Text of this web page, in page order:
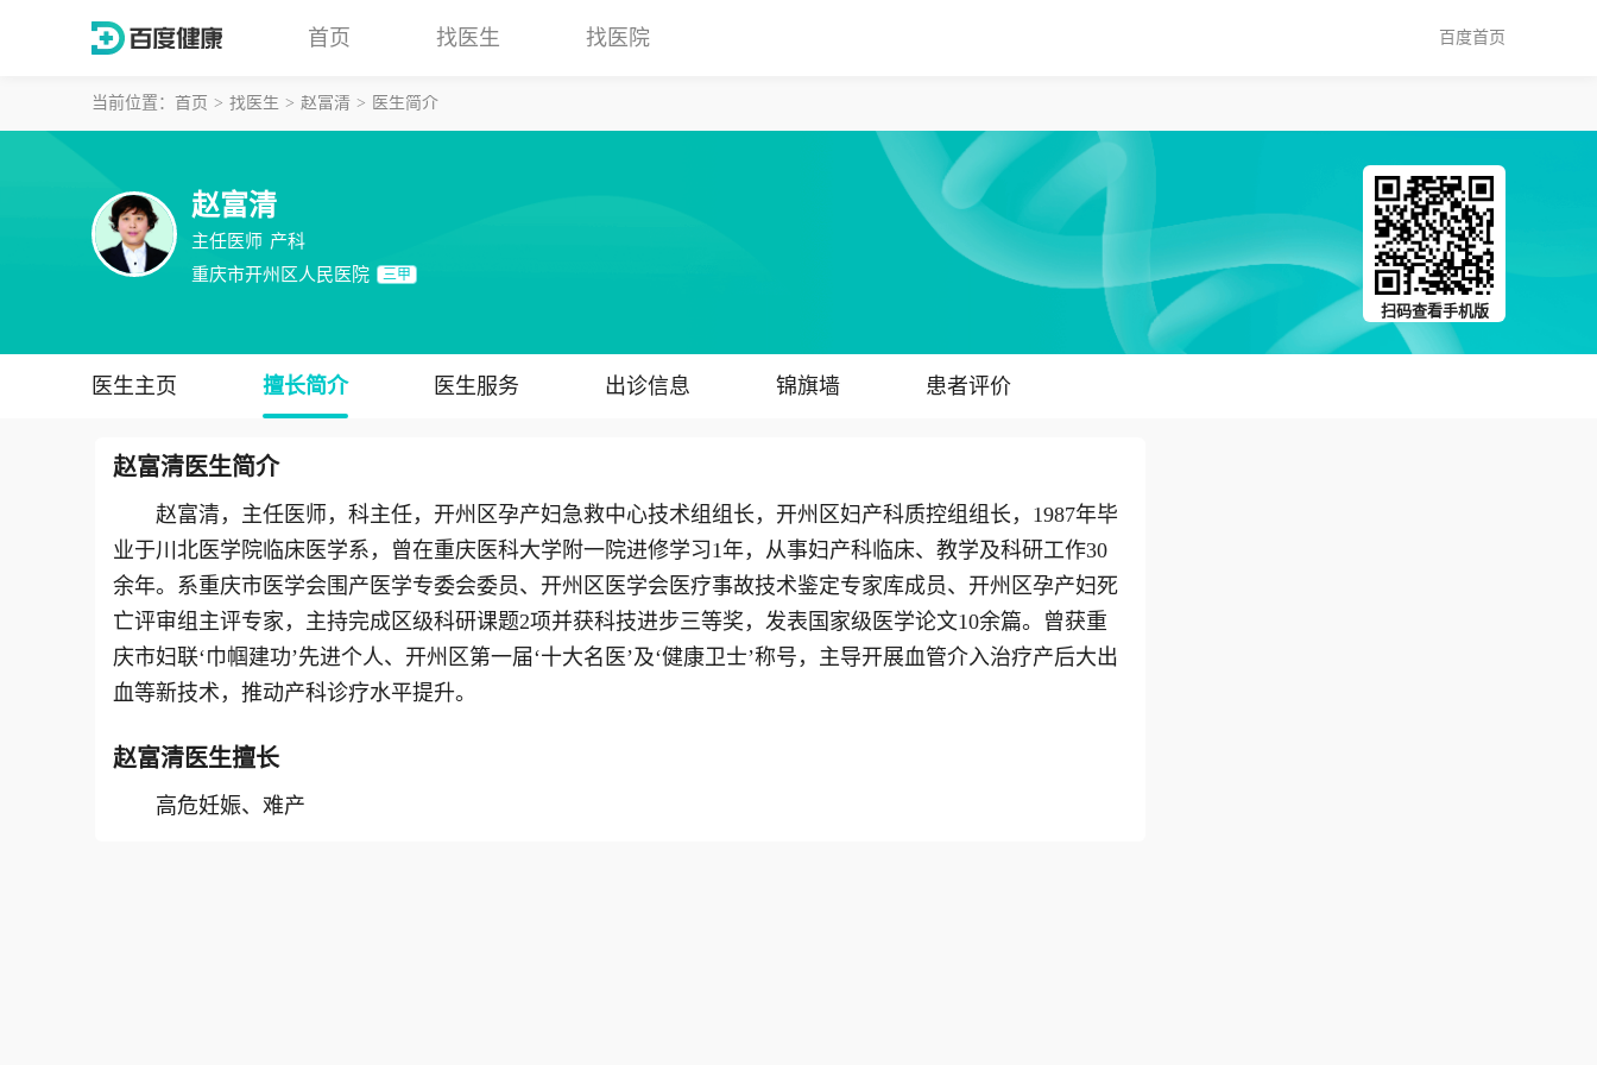
首页 找医生 找医院 百度首页
当前位置： 首页 找医生 赵富清 医生简介
赵富清
主任医师 产科
重庆市开州区人民医院
三甲
扫码查看手机版
医生主页 擅长简介 医生服务 出诊信息 锦旗墙 患者评价
赵富清医生简介
赵富清，主任医师，科主任，开州区孕产妇急救中心技术组组长，开州区妇产科质控组组长，1987年毕
业于川北医学院临床医学系，曾在重庆医科大学附一院进修学习1年，从事妇产科临床、教学及科研工作30
余年。系重庆市医学会围产医学专委会委员、开州区医学会医疗事故技术鉴定专家库成员、开州区孕产妇死
亡评审组主评专家，主持完成区级科研课题2项并获科技进步三等奖，发表国家级医学论文10余篇。曾获重
庆市妇联‘巾帼建功’先进个人、开州区第一届‘十大名医’及‘健康卫士’称号，主导开展血管介入治疗产后大出
血等新技术，推动产科诊疗水平提升。
赵富清医生擅长
高危妊娠、难产